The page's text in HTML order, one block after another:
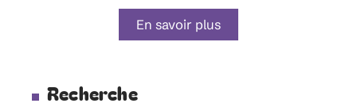
En savoir plus
Recherche